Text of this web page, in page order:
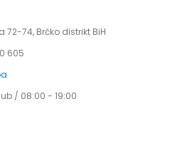
72-74, Brčko distrikt BiH
605
/ 08:00 - 19:00